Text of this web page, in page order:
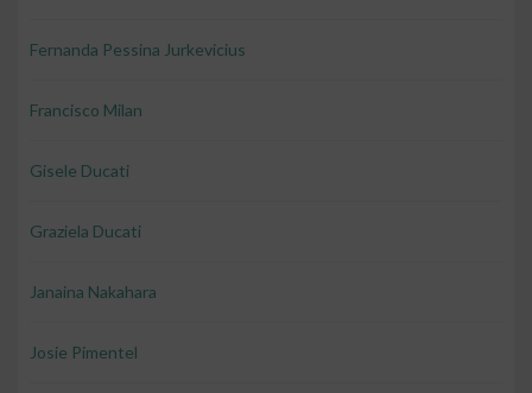
Fernanda Pessina Jurkevicius
Francisco Milan
Gisele Ducati
Graziela Ducati
Janaina Nakahara
Josie Pimentel